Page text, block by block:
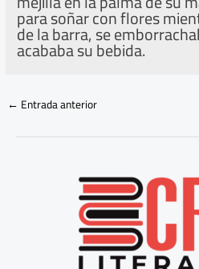
para soñar con flores
de la barra, se
acababa su bebida.
← Entrada anterior